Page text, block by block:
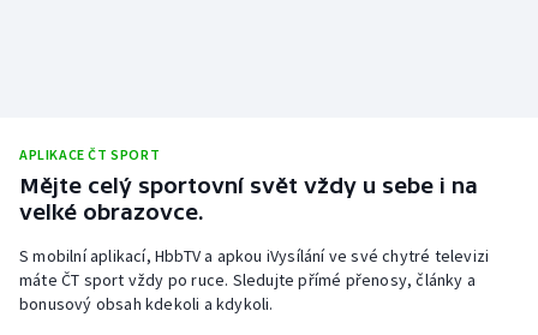
Futsal
Gymnastika
APLIKACE ČT SPORT
Mějte celý sportovní svět vždy u sebe i na
velké obrazovce.
S mobilní aplikací, HbbTV a apkou iVysílání ve své chytré televizi
máte ČT sport vždy po ruce. Sledujte přímé přenosy, články a
bonusový obsah kdekoli a kdykoli.